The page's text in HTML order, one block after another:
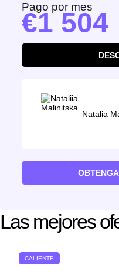
Pago por mes
1 504
Natalia
Las mejores
CALIENTE